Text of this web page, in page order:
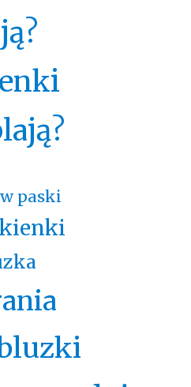
paski